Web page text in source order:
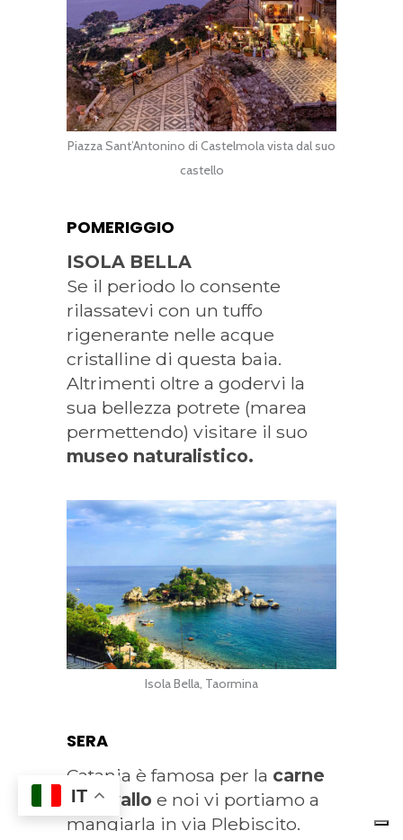
Piazza Sant’Antonino di Castelmola vista dal suo
castello
POMERIGGIO
ISOLA BELLA
Se il periodo lo consente
rilassatevi con un tuffo
rigenerante nelle acque
cristalline di questa baia.
Altrimenti oltre a godervi la
sua bellezza potrete (marea
permettendo) visitare il suo
museo naturalistico.
Isola Bella, Taormina
SERA
Catania è famosa per la carne
di cavallo e noi vi portiamo a
mangiarla in via Plebiscito.
IT